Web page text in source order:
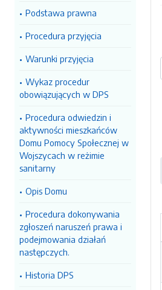
Podstawa prawna
Procedura przyjęcia
Warunki przyjęcia
Wykaz procedur
obowiązujących w DPS
Procedura odwiedzin i
aktywności mieszkańców
Domu Pomocy Społecznej w
Wojszycach w reżimie
sanitarny
Opis Domu
Procedura dokonywania
zgłoszeń naruszeń prawa i
podejmowania działań
następczych.
Historia DPS